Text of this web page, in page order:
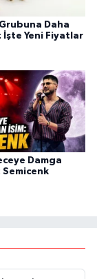
Daha
İşte Yeni Fiyatlar
Damga
Semicenk